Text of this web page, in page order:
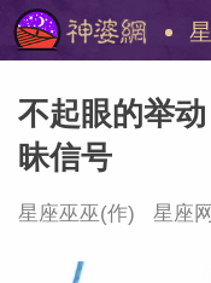
不起眼的举
昧信号
星座巫巫(作) 星座网